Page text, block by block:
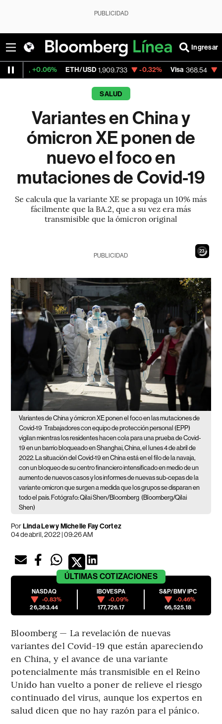
PUBLICIDAD
Ingresar
ETH/USD 1,909.733 -0.32% Visa 368.54 -0.28%
SALUD
Variantes en China y
ómicron XE ponen de
nuevo el foco en
mutaciones de Covid-19
Se calcula que la variante XE se propaga un 10% más
fácilmente que la BA.2, que a su vez era más
transmisible que la ómicron original
21
PUBLICIDAD
Variantes de China y ómicron XE ponen el foco en las mutaciones de
Covid-19 Trabajadores con equipo de protección personal (EPP)
vigilan mientras los residentes hacen cola para una prueba de Covid-
19 en un barrio bloqueado en Shanghai, China, el lunes 4 de abril de
2022. La situación del Covid-19 en China está en el filo de la navaja,
con un bloqueo de su centro financiero intensificado en medio de un
aumento de nuevos casos y los informes de nuevas sub-cepas de la
variante omicron que surgen a medida que los grupos se disparan en
todo el país. Fotógrafo: Qilai Shen/Bloomberg (Bloomberg/Qilai
Shen)
PorLinda Lew y Michelle Fay Cortez
04 de abril, 2022 | 09:26 AM
ÚLTIMAS COTIZACIONES
NASDAQ
-0.83%
26,363.44
IBOVESPA
-0.09%
177,726.17
S&P/BMV IPC
-0.46%
66,525.18
Bloomberg — La revelación de nuevas
variantes del Covid-19 que están apareciendo
en China, y el avance de una variante
potencialmente más transmisible en el Reino
Unido han vuelto a poner de relieve el riesgo
continuado del virus, aunque los expertos en
salud dicen que no hay razón para el pánico.